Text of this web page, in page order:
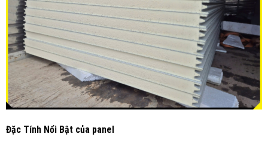
Đặc Tính Nổi Bật của panel